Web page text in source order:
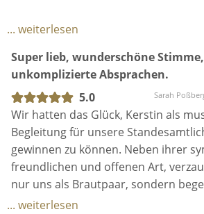
Ihre tolle Stimme, ihre positive und
und die perfekt auf uns abgestimmte
machen sie zu der besten Wahl für
Traurednerin!
Durch ihre unfassbar sympathische
und wir sind im Nachhinein
dass sie unsere freie Trauung
hat.
Sie hat sich bei den Vorab-
viel Zeit genommen, uns
Geschichte zu verstehen. So
humorvolle, sondern auch super
emotionale Rede, bei der kaum ein
... weiterlesen
Super lieb, wunderschöne Stimme,
unkomplizierte Absprachen.
5.0
Sarah
Wir hatten das Glück, Kerstin als
Begleitung für unsere
gewinnen zu können. Neben ihrer
freundlichen und offenen Art,
nur uns als Brautpaar, sondern
gesamte Hochzeitsgesellschaft mit
... weiterlesen